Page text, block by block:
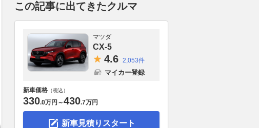
この記事に出てきたクルマ
マツダ
CX-5
4.6 2,053件
マイカー登録
新車価格 （税込）
330.0万円 ～430.7万円
新車見積りスタート